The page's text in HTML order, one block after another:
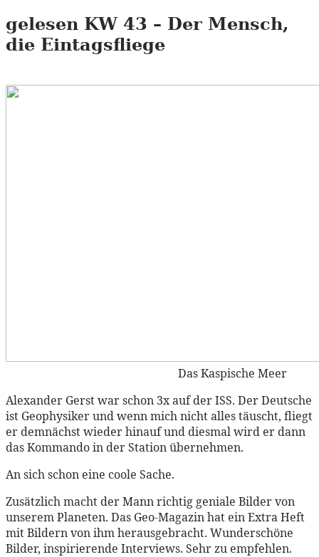
gelesen KW43 – Der Mensch,
die Eintagsfliege
Das Kaspische Meer
Alexander Gerst war schon 3x auf der ISS. Der Deutsche
ist Geophysiker und wenn mich nicht alles täuscht, fliegt
er demnächst wieder hinauf und diesmal wird er dann
das Kommando in der Station übernehmen.
An sich schon eine coole Sache.
Zusätzlich macht der Mann richtig geniale Bilder von
unserem Planeten. Das Geo-Magazin hat ein Extra Heft
mit Bildern von ihm herausgebracht. Wunderschöne
Bilder, inspirierende Interviews. Sehr zu empfehlen.